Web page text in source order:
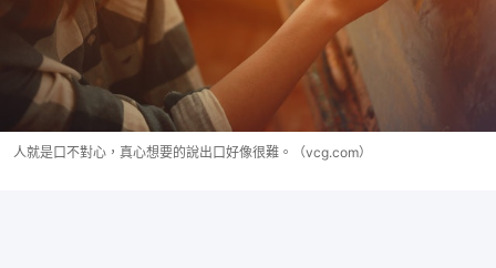
人就是口不對心，真心想要的說出口好像很難。（vcg.com）